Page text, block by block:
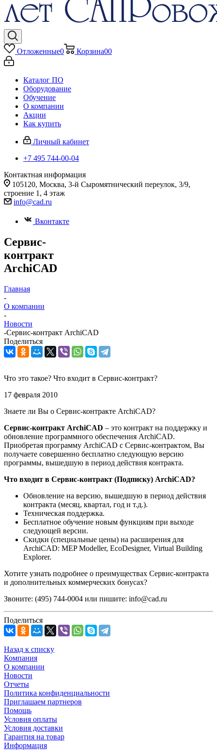
Отложенные0 Корзина00
Каталог ПО
Оборудование
Обучение
О компании
Акции
Как купить
Личный кабинет
+7 495 744-00-04
Контактная информация
105120, Москва, 3-й Сыромятнический переулок, 3/9,
строение 1, 4 этаж
info@cad.ru
Вконтакте
Сервис-
контракт
ArchiCAD
Главная
-
О компании
-
Новости
-Сервис-контракт ArchiCAD
Поделиться
Что это такое? Что входит в Сервис-контракт?
17 февраля 2010
Знаете ли Вы о Сервис-контракте ArchiCAD?
Сервис-контракт ArchiCAD – это контракт на поддержку и
обновление программного обеспечения ArchiCAD.
Приобретая программу ArchiCAD с Сервис-контрактом, Вы
получаете совершенно бесплатно следующую версию
программы, вышедшую в период действия контракта.
Что входит в Сервис-контракт (Подписку) ArchiCAD?
Обновление на версию, вышедшую в период действия
контракта (месяц, квартал, год и т.д.).
Техническая поддержка.
Бесплатное обучение новым функциям при выходе
следующей версии.
Скидки (специальные цены) на расширения для
ArchiCAD: MEP Modeller, EcoDesigner, Virtual Building
Explorer.
Хотите узнать подробнее о преимуществах Сервис-контракта
и дополнительных коммерческих бонусах?
Звоните: (495) 744-0004 или пишите: info@cad.ru
Поделиться
Назад к списку
Компания
О компании
Новости
Отчеты
Политика конфиденциальности
Приглашаем партнеров
Помощь
Условия оплаты
Условия доставки
Гарантия на товар
Информация